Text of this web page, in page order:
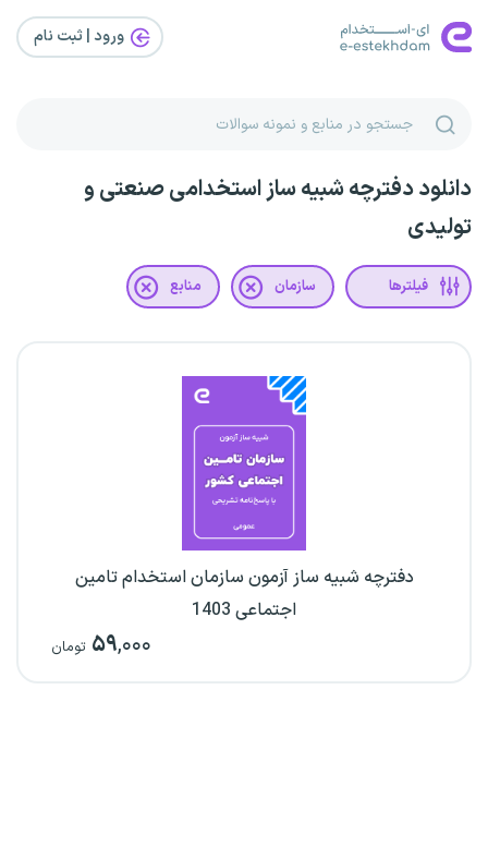
ورود | ثبت‌ نام
دانلود دفترچه شبیه ساز استخدامی صنعتی و
تولیدی
فیلترها سازمان منابع
دفترچه شبیه ساز آزمون سازمان استخدام تامین
اجتماعی 1403
۵۹,۰۰۰ تومان